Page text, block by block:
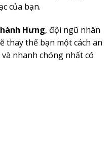
của bạn.
Hưng, đội ngũ nhân
thay thế bạn một cách an
nhanh chóng nhất có